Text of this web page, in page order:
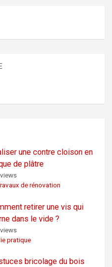
une contre cloison en
de plâtre
views
de rénovation
retirer une vis qui
dans le vide ?
views
pratique
bricolage du bois